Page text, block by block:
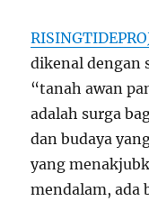
dikenal dengan
“tanah awan
adalah surga
dan budaya
yang
mendalam, ada